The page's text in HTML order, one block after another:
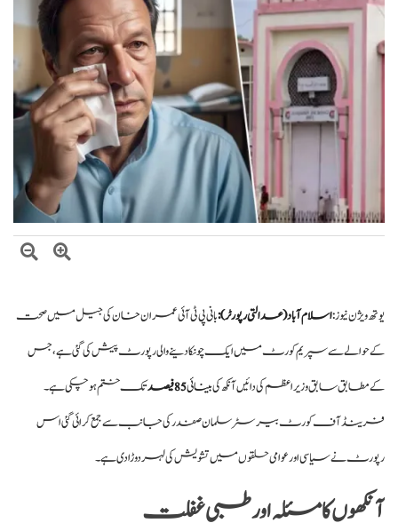
اتفاق
عالمی منڈی میں تیل سستا، پاکستان میں پیٹرول مہنگا کیوں؟
یوتھ ویژن نیوز :اسلام آباد (عدالتی رپورٹر):بانی پی ٹی آئی عمران خان کی جیل میں صحت
کے حوالے سے سپریم کورٹ میں ایک چونکا دینے والی رپورٹ پیش کی گئی ہے، جس
کے مطابق سابق وزیراعظم کی دائیں آنکھ کیبینائی85 فیصد
تک ختم ہو چکی ہے۔
فرینڈ آف کورٹ بیرسٹر سلمان صفدر کی جانب سے جمع کرائی گئی اس
رپورٹ نے سیاسی اور عوامی حلقوں میں تشویش کی لہر دوڑا دی ہے۔
آنکھوں کا مسئلہ اور طبی غفلت